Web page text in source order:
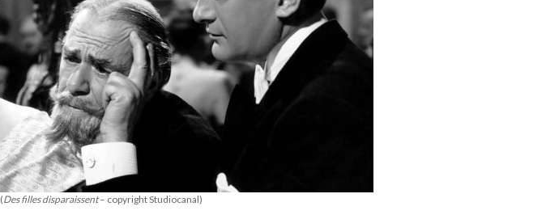
(Des filles disparaissent– copyright Studiocanal)